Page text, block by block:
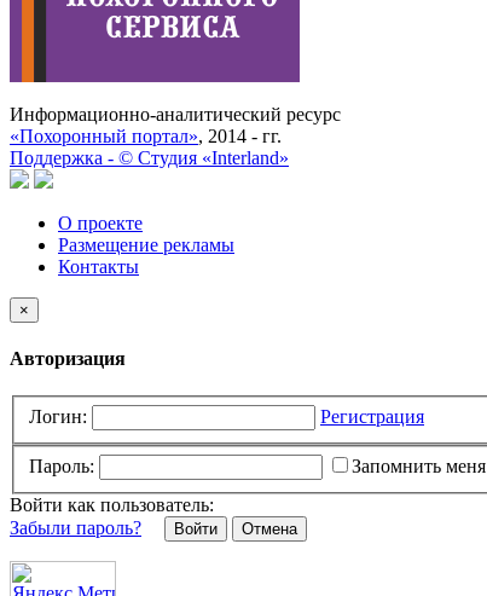
Информационно-аналитический ресурс
«Похоронный портал», 2014 - гг.
Поддержка - © Cтудия «Interland»
О проекте
Размещение рекламы
Контакты
×
Авторизация
Логин: Регистрация
Пароль:
Запомнить меня
Войти как пользователь:
Забыли пароль?
Отмена